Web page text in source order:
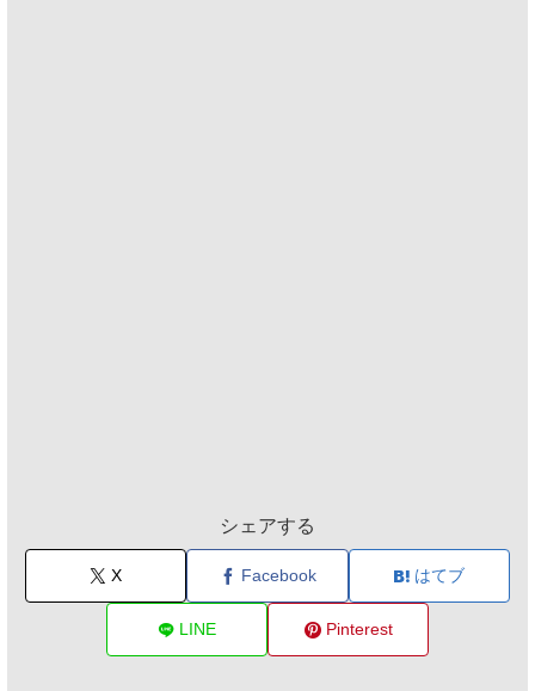
シェアする
X Facebook はてブ
LINE Pinterest